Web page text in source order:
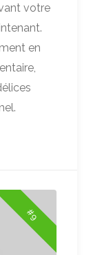
votre
en
#9